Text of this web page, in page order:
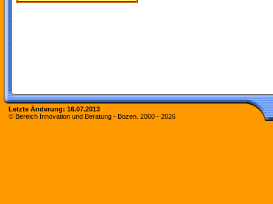
Letzte Änderung: 16.07.2013
© Bereich Innovation und Beratung - Bozen. 2000 - 2026